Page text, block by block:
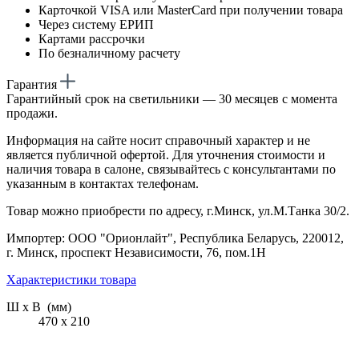
Карточкой VISA или MasterCard при получении товара
Через систему ЕРИП
Картами рассрочки
По безналичному расчету
Гарантия
Гарантийный срок на светильники — 30 месяцев с момента
продажи.
Информация на сайте носит справочный характер и не
является публичной офертой. Для уточнения стоимости и
наличия товара в салоне, связывайтесь с консультантами по
указанным в контактах телефонам.
Товар можно приобрести по адресу, г.Минск, ул.М.Танка 30/2.
Импортер: ООО "Орионлайт", Республика Беларусь, 220012,
г. Минск, проспект Независимости, 76, пом.1Н
Характеристики товара
Ш х В (мм)
470 х 210